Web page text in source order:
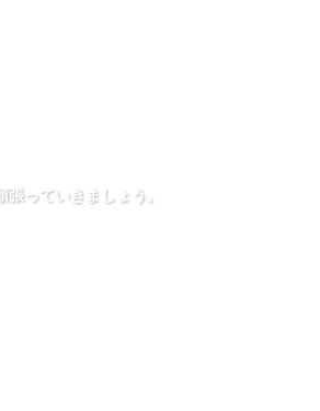
っていきましょう。